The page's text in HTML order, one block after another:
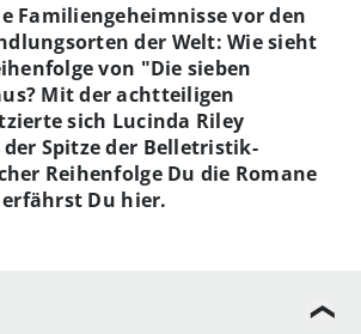
Familiengeheimnisse vor den
der Welt: Wie sieht
von "Die sieben
Mit der achtteiligen
sich Lucinda Riley
Spitze der Belletristik-
Reihenfolge Du die Romane
Du hier.